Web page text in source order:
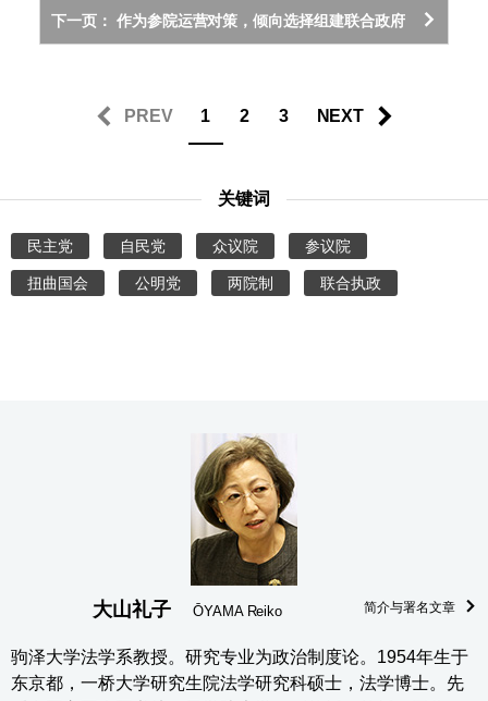
下一页： 作为参院运营对策，倾向选择组建联合政府
PREV 1 2 3 NEXT
关键词
民主党 自民党 众议院 参议院
扭曲国会 公明党 两院制 联合执政
大山礼子 ŌYAMA Reiko 简介与署名文章
驹泽大学法学系教授。研究专业为政治制度论。1954年生于
东京都，一桥大学研究生院法学研究科硕士，法学博士。先